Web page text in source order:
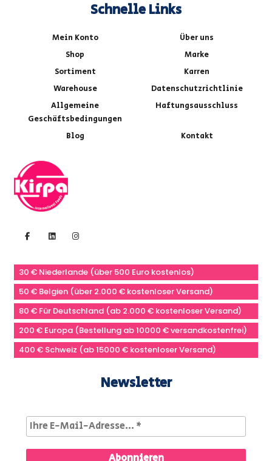
Schnelle Links
Mein Konto
Über uns
Shop
Marke
Sortiment
Karren
Warehouse
Datenschutzrichtlinie
Allgemeine
Geschäftsbedingungen
Haftungsausschluss
Blog Kontakt
30 € Niederlande (über 500 Euro kostenlos)
50 € Belgien (über 2.000 € kostenloser Versand)
80 € Für Deutschland (ab 2.000 € kostenloser Versand)
200 € Europa (Bestellung ab 10000 € versandkostenfrei)
400 € Schweiz (ab 15000 € kostenloser Versand)
Newsletter